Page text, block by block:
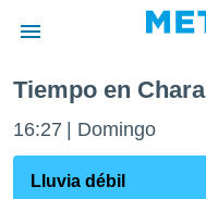
de
ha
Tiempo en Chara
16:27 Domingo
Lluvia débil